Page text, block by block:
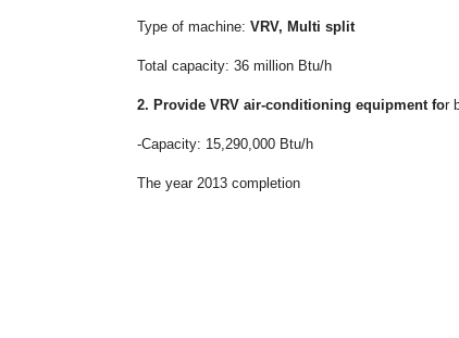
Type of machine: VRV, Multi split
Total capacity: 36 million Btu/h
2. Provide VRV air-cond itioning equipment for
-Capacity: 15,290,000 Btu/h
The year 2013 completion